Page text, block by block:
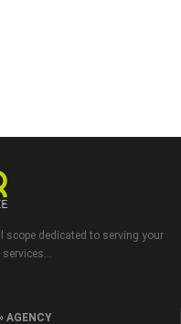
scope dedicated to serving your
AGENCY